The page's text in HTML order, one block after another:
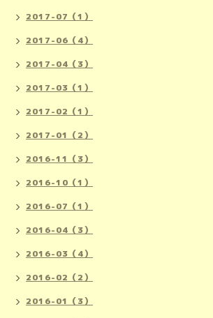
2017-07（1）
2017-06（4）
2017-04（3）
2017-03（1）
2017-02（1）
2017-01（2）
2016-11（3）
2016-10（1）
2016-07（1）
2016-04（3）
2016-03（4）
2016-02（2）
2016-01（3）